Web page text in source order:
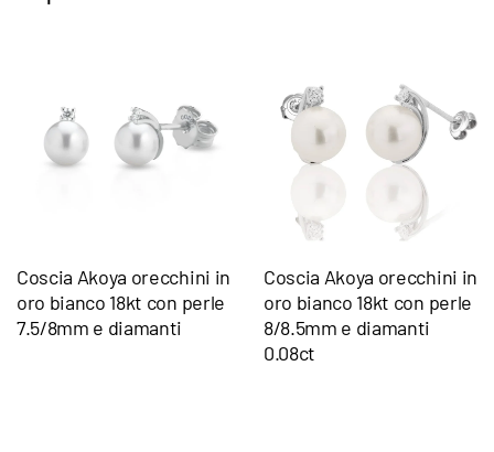
Coscia Akoya orecchini in
oro bianco 18kt con perle
7.5/8mm e diamanti
Coscia Akoya orecchini in
oro bianco 18kt con perle
8/8.5mm e diamanti
0.08ct